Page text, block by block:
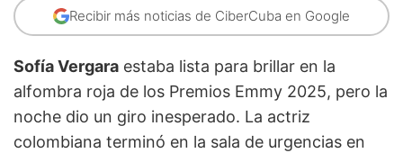
Recibir más noticias de CiberCuba en Google
Sofía Vergara estaba lista para brillar en la
alfombra roja de los Premios Emmy 2025, pero la
noche dio un giro inesperado. La actriz
colombiana terminó en la sala de urgencias en